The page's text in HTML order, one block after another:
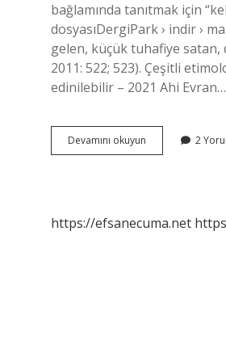
bağlamında tanıtmak için
dosyasıDergiPark › indir ›
gelen, küçük tuhafiye satan,
2011: 522; 523). Çeşitli
edinilebilir – 2021 Ahi Evran…
Devamını okuyun
Mesleği
2
https://efsanecuma.net